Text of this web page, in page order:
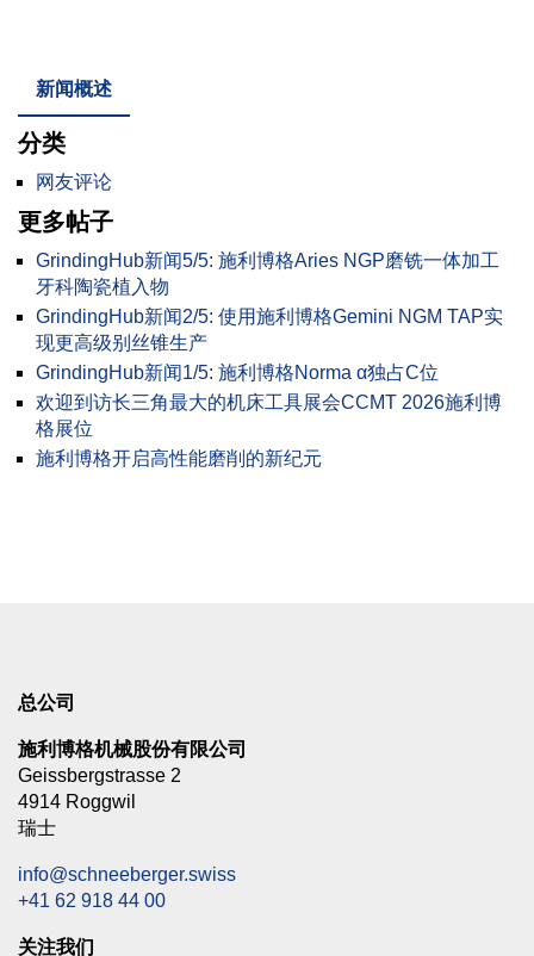
新闻概述
分类
网友评论
更多帖子
GrindingHub新闻5/5: 施利博格Aries NGP磨铣一体加工
牙科陶瓷植入物
GrindingHub新闻2/5: 使用施利博格Gemini NGM TAP实
现更高级别丝锥生产
GrindingHub新闻1/5: 施利博格Norma α独占C位
欢迎到访长三角最大的机床工具展会CCMT 2026施利博
格展位
施利博格开启高性能磨削的新纪元
总公司
施利博格机械股份有限公司
Geissbergstrasse 2
4914 Roggwil
瑞士
info@schneeberger.swiss
+41 62 918 44 00
关注我们